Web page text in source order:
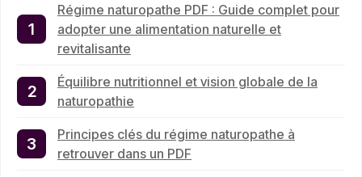
Régime naturopathe PDF : Guide complet pour
adopter une alimentation naturelle et
revitalisante
Équilibre nutritionnel et vision globale de la
naturopathie
Principes clés du régime naturopathe à
retrouver dans un PDF